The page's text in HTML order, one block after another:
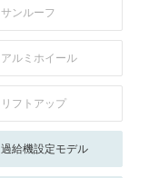
サンルーフ
アルミホイール
リフトアップ
過給機設定モデル